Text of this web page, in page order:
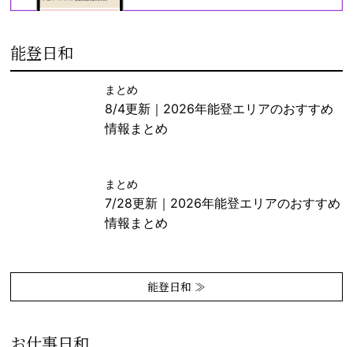
能登日和
まとめ
8/4更新｜2026年能登エリアのおすすめ
情報まとめ
まとめ
7/28更新｜2026年能登エリアのおすすめ
情報まとめ
能登日和 ≫